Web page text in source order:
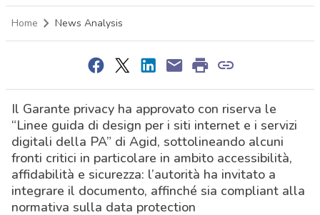
Home News Analysis
Il Garante privacy ha approvato con riserva le
“Linee guida di design per i siti internet e i servizi
digitali della PA” di Agid, sottolineando alcuni
fronti critici in particolare in ambito accessibilità,
affidabilità e sicurezza: l’autorità ha invitato a
integrare il documento, affinché sia compliant alla
normativa sulla data protection